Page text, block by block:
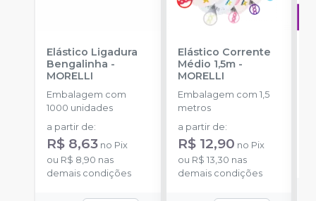
Elástico Ligadura
Bengalinha -
MORELLI
Embalagem com
1000 unidades
a partir de:
R$ 8,63 no Pix
ou R$ 8,90 nas
demais condições
Elástico Corrente
Médio 1,5m-
MORELLI
Embalagem com 1,5
metros
a partir de:
R$ 12,90 no Pix
ou R$ 13,30 nas
demais condições